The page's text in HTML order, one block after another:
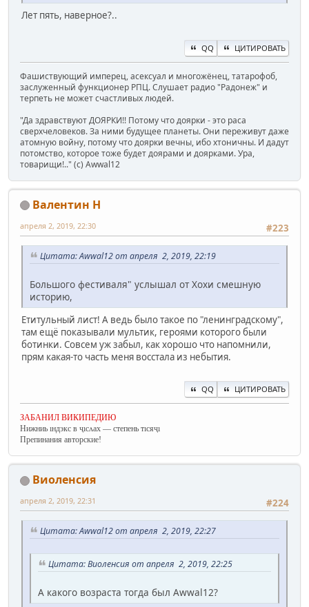
Лет пять, наверное?..
QQ ЦИТИРОВАТЬ
Фашиствующий имперец, асексуал и многожёнец, татарофоб,
заслуженный функционер РПЦ. Слушает радио "Радонеж" и
терпеть не может счастливых людей.
"Да здравствуют ДОЯРКИ!! Потому что доярки - это раса
сверхчеловеков. За ними будущее планеты. Они переживут даже
атомную войну, потому что доярки вечны, ибо хтоничны. И дадут
потомство, которое тоже будет доярами и доярками. Ура,
товарищи!.." (c) Awwal12
Валентин Н
#223
апреля 2, 2019, 22:30
Цитата: Awwal12 от апреля 2, 2019, 22:19
Большого фестиваля" услышал от Хохи смешную
историю,
Етитульный лист! А ведь было такое по "ленинградскому",
там ещё показывали мультик, героями которого были
ботинки. Совсем уж забыл, как хорошо что напомнили,
прям какая-то часть меня восстала из небытия.
QQ ЦИТИРОВАТЬ
ЗАБАНИЛ ВИКИПЕДИЮ
Нижниь ıндэкс в ҷıсʌах — степень тıсяҷı
Препинания авторские!
Виоленсия
#224
апреля 2, 2019, 22:31
Цитата: Awwal12 от апреля 2, 2019, 22:27
Цитата: Виоленсия от апреля 2, 2019, 22:25
А какого возраста тогда был Awwal12?